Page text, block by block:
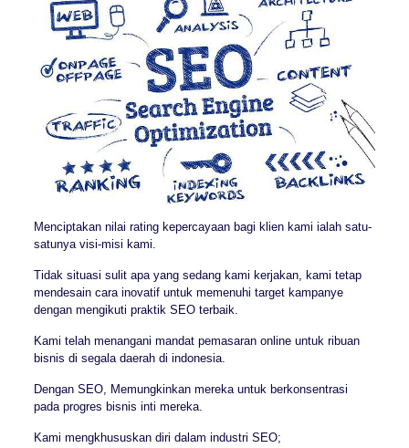
Menciptakan nilai rating kepercayaan bagi klien kami ialah satu-
satunya visi-misi kami.
Tidak situasi sulit apa yang sedang kami kerjakan, kami tetap
mendesain cara inovatif untuk memenuhi target kampanye
dengan mengikuti praktik SEO terbaik.
Kami telah menangani mandat pemasaran online untuk ribuan
bisnis di segala daerah di indonesia.
Dengan SEO, Memungkinkan mereka untuk berkonsentrasi
pada progres bisnis inti mereka.
Kami mengkhususkan diri dalam industri SEO;